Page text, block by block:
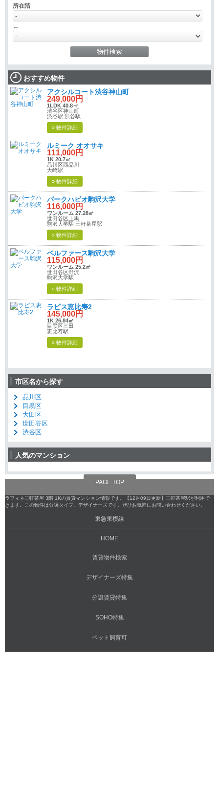
所在階
～
おすすめ物件
アクシルコート渋谷神山町
249,000円
1LDK 40.8㎡
渋谷区神山町
渋谷駅 渋谷駅
» 物件詳細
ルミーク オオサキ
111,000円
1K 20.7㎡
品川区西品川
大崎駅
» 物件詳細
パークハビオ駒沢大学
116,000円
ワンルーム 27.28㎡
世田谷区上馬
駒沢大学駅 三軒茶屋駅
» 物件詳細
ベルファース駒沢大学
115,000円
ワンルーム 25.2㎡
世田谷区野沢
駒沢大学駅
» 物件詳細
ラピス恵比寿2
145,000円
1K 26.84㎡
目黒区三田
恵比寿駅
» 物件詳細
市区名から探す
品川区
目黒区
大田区
世田谷区
渋谷区
人気のマンション
PAGE TOP
ラフィネ三軒茶屋 3階 1Kの賃貸マンション情報です。【12月09日更新】三軒茶屋駅が利用で
きます。この物件は分譲タイプ、デザイナーズです。ぜひお気軽にお問い合わせください。
東急東横線
HOME
賃貸物件検索
デザイナーズ特集
分譲賃貸特集
SOHO特集
ペット飼育可